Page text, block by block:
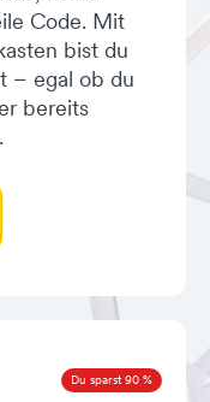
Code. Mit
bist du
– egal ob du
bereits
Du sparst 90 %